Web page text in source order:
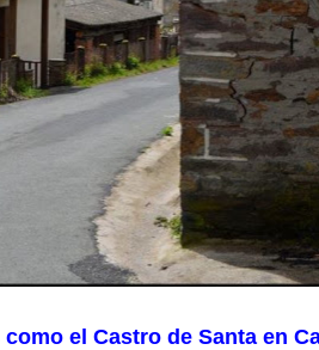
el Castro de Santa en